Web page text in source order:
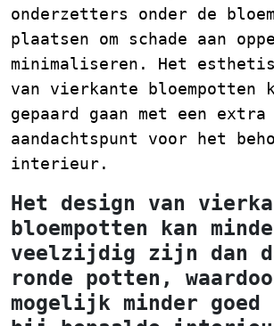
onderzetters onder de
plaatsen om schade aan
minimaliseren. Het
van vierkante bloempotten
gepaard gaan met een extra
aandachtspunt voor het
interieur.
Het design van
bloempotten kan
veelzijdig zijn dan
ronde potten,
mogelijk minder goed